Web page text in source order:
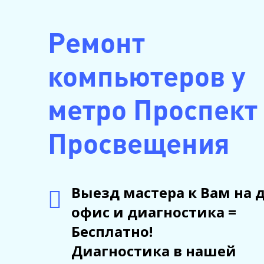
Ремонт
компьютеров у
метро Проспект
Просвещения
Выезд мастера к Вам на
офис и диагностика =
Бесплатно!
Диагностика в нашей